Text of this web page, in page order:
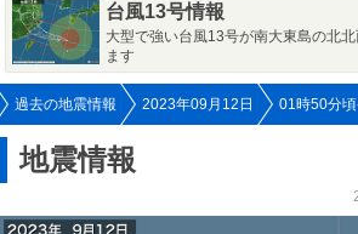
台風13号情報
大型で強い台風13号が南大東島の北
ます
過去の地震情報 2023年09月12日 01時50分
地震情報